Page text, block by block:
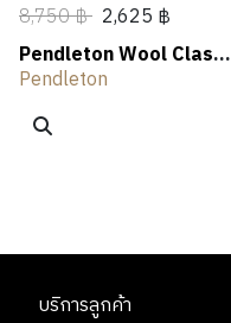
8,750 ฿ 2,625 ฿
Pendleton Wool Classic
Cardigan
Pendleton
บริการลูกค้า